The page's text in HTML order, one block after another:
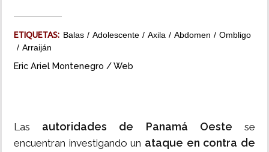
ETIQUETAS: Balas Adolescente Axila Abdomen
Ombligo
Arraiján
Eric Ariel Montenegro / Web
Las autoridades de Panamá Oeste se
encuentran investigando un ataque en contra de